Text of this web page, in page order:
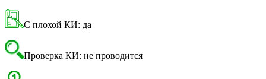
С плохой КИ: да
Проверка КИ: не проводится